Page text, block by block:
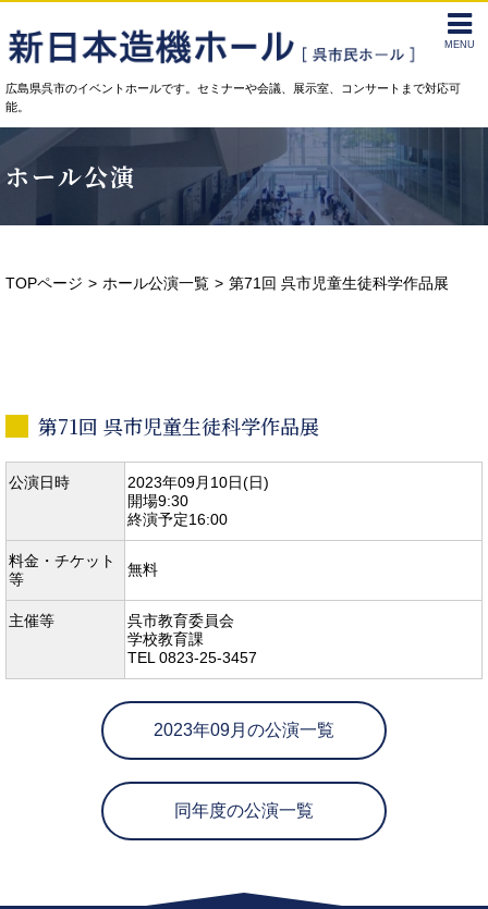
広島県呉市のイベントホールです。セミナーや会議、展示室、コンサートまで対応可
能。
ホール公演
TOPページ ホール公演一覧 第71回 呉市児童生徒科学作品展
第71回 呉市児童生徒科学作品展
公演日時
2023年09月10日(日)
開場9:30
終演予定16:00
料金・チケット
等
無料
主催等
呉市教育委員会
学校教育課
TEL 0823-25-3457
2023年09月の公演一覧
同年度の公演一覧
MENU